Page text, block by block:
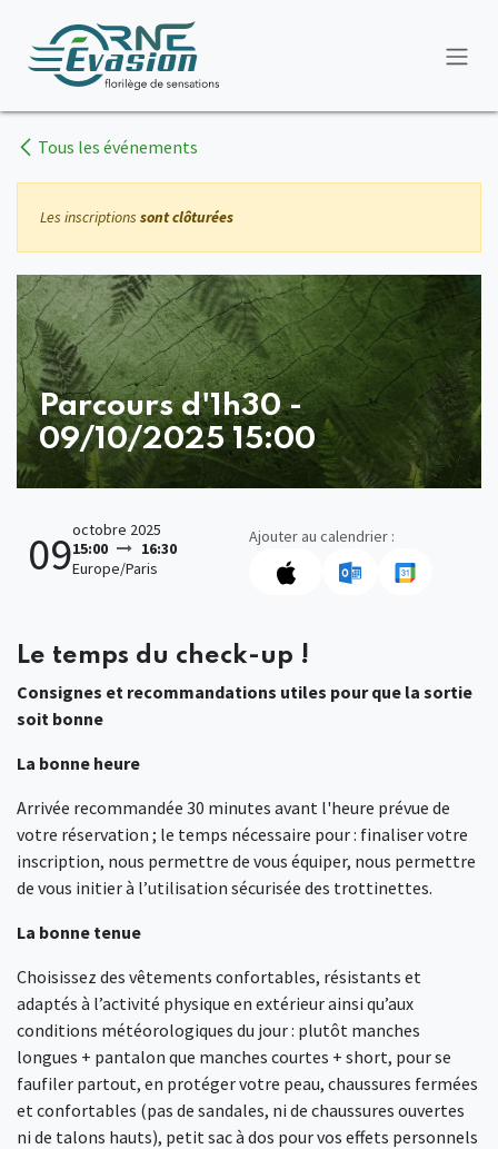
Tous les événements
Les inscriptions sont clôturées
Parcours d'1h30 -
09/10/2025 15:00
09octobre 2025
15:00
16:30
Europe/Paris
Ajouter au calendrier :
Le temps du check-up !
Consignes et recommandations utiles pour que la sortie
soit bonne
La bonne heure
Arrivée recommandée 30 minutes avant l'heure prévue de
votre réservation ; le temps nécessaire pour : finaliser votre
inscription, nous permettre de vous équiper, nous permettre
de vous initier à l’utilisation sécurisée des trottinettes.
La bonne tenue
Choisissez des vêtements confortables, résistants et
adaptés à l’activité physique en extérieur ainsi qu’aux
conditions météorologiques du jour : plutôt manches
longues + pantalon que manches courtes + short, pour se
faufiler partout, en protéger votre peau, chaussures fermées
et confortables (pas de sandales, ni de chaussures ouvertes
ni de talons hauts), petit sac à dos pour vos effets personnels